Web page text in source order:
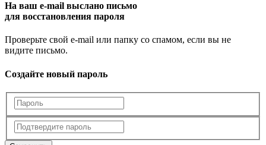
На ваш e-mail выслано письмо
для восстановления пароля
Проверьте свой e-mail или папку со спамом, если вы не
видите письмо.
Создайте новый пароль